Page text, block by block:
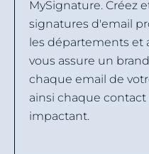
MySignature. Créez
signatures d'email
les départements et
vous assure un
chaque email de
ainsi chaque contact
impactant.